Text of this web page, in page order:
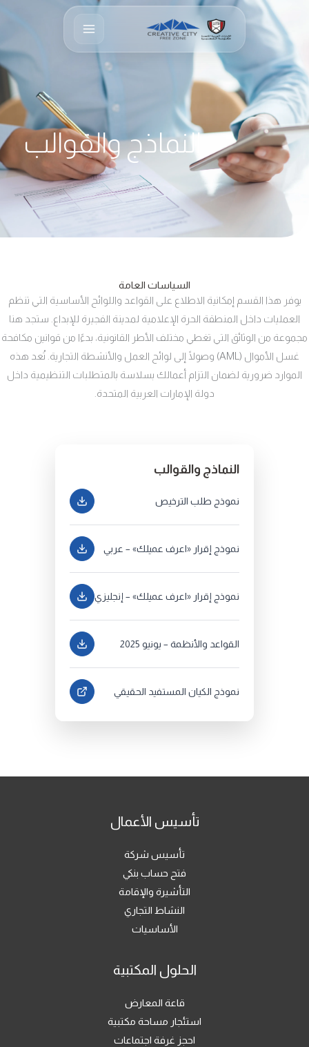
المحتوى
النماذج والقوالب
السياسات العامة
يوفر هذا القسم إمكانية الاطلاع على القواعد واللوائح الأساسية التي تنظم
العمليات داخل المنطقة الحرة الإعلامية لمدينة الفجيرة للإبداع. ستجد هنا
مجموعة من الوثائق التي تغطي مختلف الأطر القانونية، بدءًا من قوانين مكافحة
غسل الأموال (AML) وصولًا إلى لوائح العمل والأنشطة التجارية. تُعد هذه
الموارد ضرورية لضمان التزام أعمالك بسلاسة بالمتطلبات التنظيمية داخل
دولة الإمارات العربية المتحدة.
النماذج والقوالب
نموذج طلب الترخيص
نموذج إقرار «اعرف عميلك» – عربي
نموذج إقرار «اعرف عميلك» – إنجليزي
القواعد والأنظمة – يونيو 2025
نموذج الكيان المستفيد الحقيقي
تأسيس الأعمال
تأسيس شركة
فتح حساب بنكي
التأشيرة والإقامة
النشاط التجاري
الأساسيات
الحلول المكتبية
قاعة المعارض
استئجار مساحة مكتبية
احجز غرفة اجتماعات